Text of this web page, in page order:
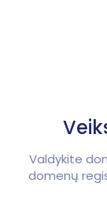
Valdykite
domenų